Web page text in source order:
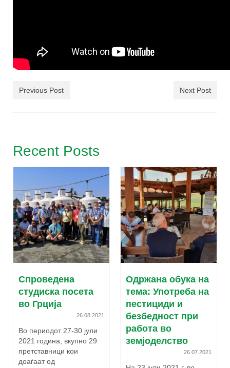
Previous Post Next Post
Recent Posts
Спроведена
студиска посета
во Грција
26.08.2021
Во периодот 27-30 јули
2021 година, вкупно 29
претставници кои
доаѓаат од
Одржана обука на
тема: Употреба на
пестициди и
безбедност при
работа во
земјоделство
26.07.2021